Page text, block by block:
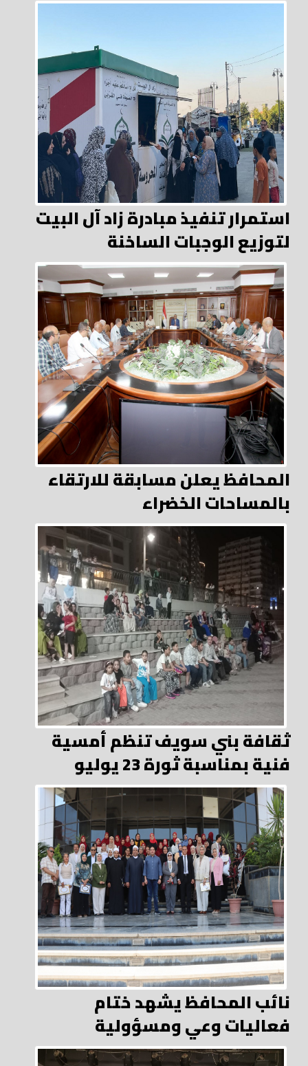
استمرار تنفيذ مبادرة زاد آل البيت
لتوزيع الوجبات الساخنة
المحافظ يعلن مسابقة للارتقاء
بالمساحات الخضراء
ثقافة بني سويف تنظم أمسية
فنية بمناسبة ثورة 23 يوليو
نائب المحافظ يشهد ختام
فعاليات وعي ومسؤولية